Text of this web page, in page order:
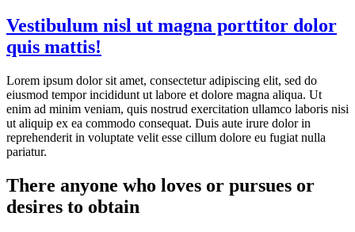
Vestibulum nisl ut magna porttitor dolor
quis mattis!
Lorem ipsum dolor sit amet, consectetur adipiscing elit, sed do
eiusmod tempor incididunt ut labore et dolore magna aliqua. Ut
enim ad minim veniam, quis nostrud exercitation ullamco laboris nisi
ut aliquip ex ea commodo consequat. Duis aute irure dolor in
reprehenderit in voluptate velit esse cillum dolore eu fugiat nulla
pariatur.
There anyone who loves or pursues or
desires to obtain